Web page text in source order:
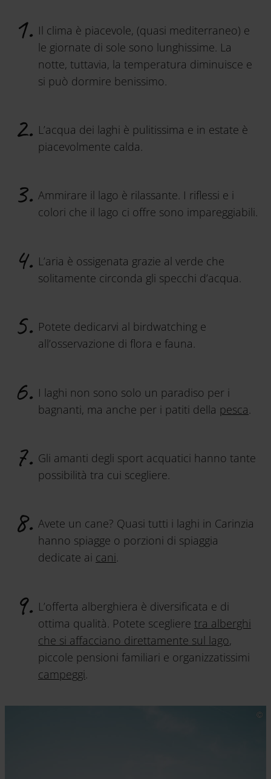
Il clima è piacevole, (quasi mediterraneo) e
le giornate di sole sono lunghissime. La
notte, tuttavia, la temperatura diminuisce e
si può dormire benissimo.
L’acqua dei laghi è pulitissima e in estate è
piacevolmente calda.
Ammirare il lago è rilassante. I riflessi e i
colori che il lago ci offre sono impareggiabili.
L’aria è ossigenata grazie al verde che
solitamente circonda gli specchi d’acqua.
Potete dedicarvi al birdwatching e
all’osservazione di flora e fauna.
I laghi non sono solo un paradiso per i
bagnanti, ma anche per i patiti della pesca
Gli amanti degli sport acquatici hanno tante
possibilità tra cui scegliere.
Avete un cane? Quasi tutti i laghi in Carinzia
hanno spiagge o porzioni di spiaggia
dedicate ai cani.
L’offerta alberghiera è diversificata e di
ottima qualità. Potete scegliere tra alberghi
che si affacciano direttamente sul lago,
piccole pensioni familiari e organizzatissimi
campeggi